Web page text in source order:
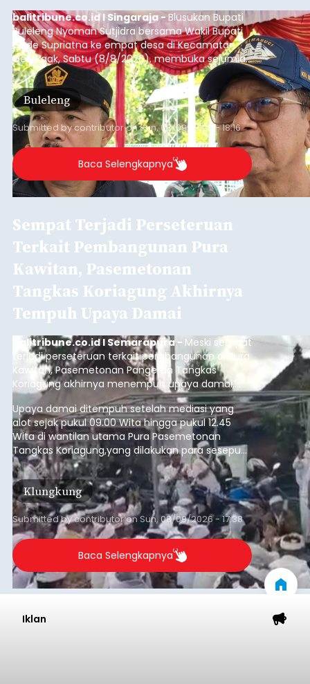
balitribune.co.id I Singaraja - Blusukan Bupati
Buleleng Nyoman Sutjidra bersama Wakil Bupati
Gede Supriatna ke empat desa di Kecamatan
Gerokgak, Sabtu (8/8/2026), membuka sejumlah
persoalan yang masih dihadapi masyarakat. Dari
jalan desa yang rusak hingga potensi pertanian
yang belum optimal, semuanya menjadi
perhatian pemerintah daerah.
Buleleng
Submitted bycontributoronSun, 08/09/2026 - 18:16
Baca Selengkapnya
Sempat Terjadi Perseteruan
Terkait Pembangunan Pura
Kawitan, Pasemetonan
Tangkas Koriagung Akhirnya
Tempuh Upaya Damai
balitribune.co.id I Semarapura - Meski sempat
terjadi perseteruan terkait pembangunan di Pura
Kawitan, Pasemetonan Pangeran Tangkas
Koriagung akhirnya menempuh upaya damai,
pada Minggu (9/8/2026).
Upaya damai ditempuh setelah mediasi yang
alot sejak pukul 09.00 Wita hingga pukul 12.45
Wita di wantilan utama Pura Pasemetonan
Tangkas Koriagung,yang dilakukan para sesepuh
kedua belah pihak yang berseberangan.
Klungkung
Submitted bycontributoronSun, 08/09/2026 - 17:38
Baca Selengkapnya
Iklan